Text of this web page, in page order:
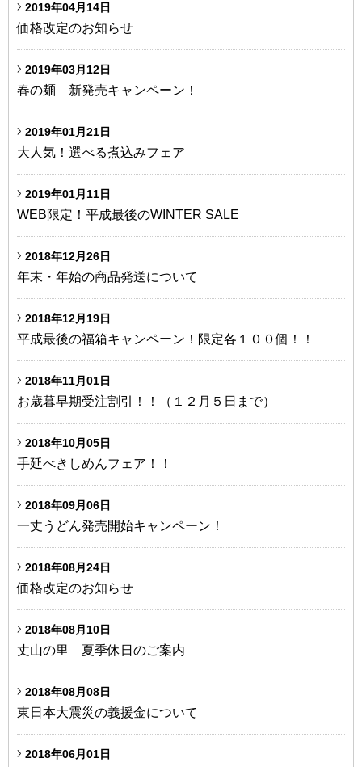
2019年04月14日
価格改定のお知らせ
2019年03月12日
春の麺 新発売キャンペーン！
2019年01月21日
大人気！選べる煮込みフェア
2019年01月11日
WEB限定！平成最後のWINTER SALE
2018年12月26日
年末・年始の商品発送について
2018年12月19日
平成最後の福箱キャンペーン！限定各１００個！！
2018年11月01日
お歳暮早期受注割引！！（１２月５日まで）
2018年10月05日
手延べきしめんフェア！！
2018年09月06日
一丈うどん発売開始キャンペーン！
2018年08月24日
価格改定のお知らせ
2018年08月10日
丈山の里 夏季休日のご案内
2018年08月08日
東日本大震災の義援金について
2018年06月01日